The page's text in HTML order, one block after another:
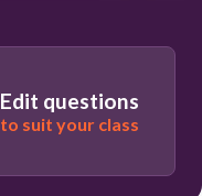
Edit questions
to suit your class